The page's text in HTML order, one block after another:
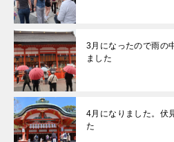
3月になったので雨の
ました
4月になりました。伏
た